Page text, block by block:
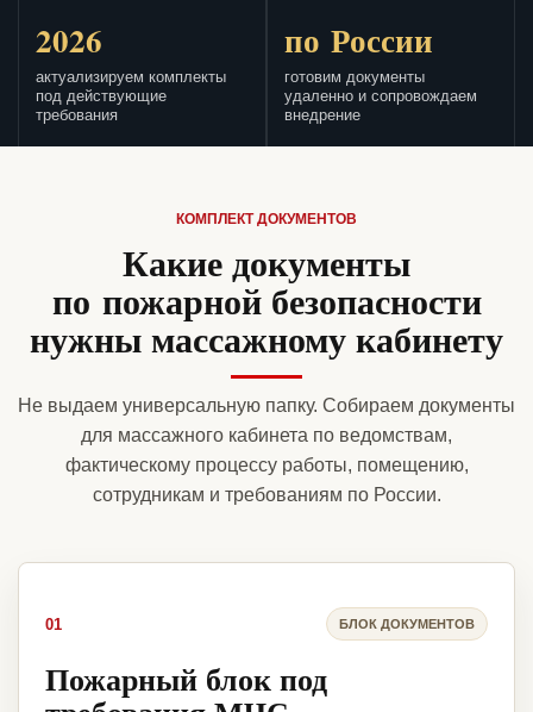
2026
актуализируем комплекты
под действующие
требования
по России
готовим документы
удаленно и сопровождаем
внедрение
КОМПЛЕКТ ДОКУМЕНТОВ
Какие документы
по пожарной безопасности
нужны массажному кабинету
Не выдаем универсальную папку. Собираем документы
для массажного кабинета по ведомствам,
фактическому процессу работы, помещению,
сотрудникам и требованиям по России.
01 БЛОК ДОКУМЕНТОВ
Пожарный блок под